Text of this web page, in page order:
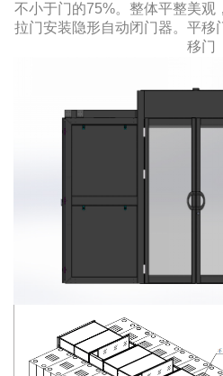
不小于门的75%。整体平整美观
拉门安装隐形自动闭门器。平移
移门